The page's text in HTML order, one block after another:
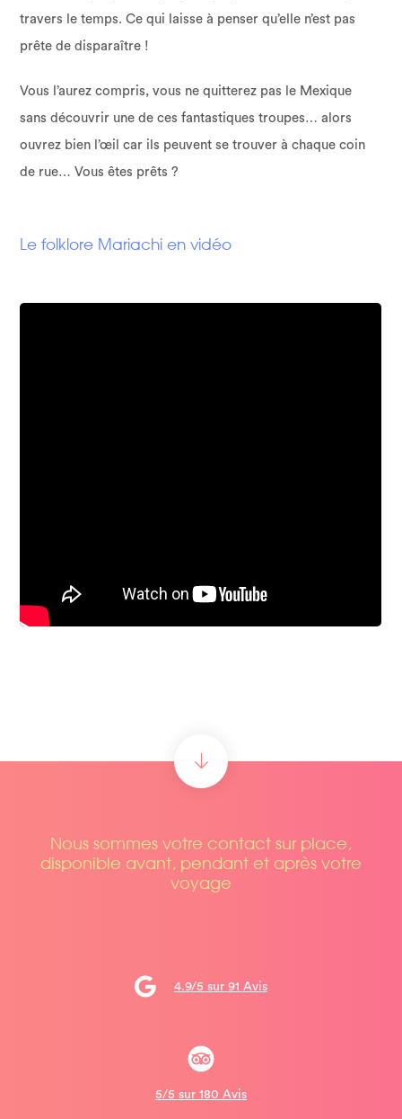
travers le temps. Ce qui laisse à penser qu’elle n’est pas
prête de disparaître !
Vous l’aurez compris, vous ne quitterez pas le Mexique
sans découvrir une de ces fantastiques troupes… alors
ouvrez bien l’œil car ils peuvent se trouver à chaque coin
de rue… Vous êtes prêts ?
Le folklore Mariachi en vidéo
Nous sommes votre contact sur place,
disponible avant, pendant et après votre
voyage
4.9/5 sur 91 Avis
5/5 sur 180 Avis